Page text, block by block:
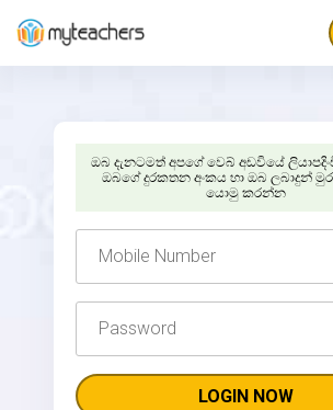
ඔබ දැනටමත් අපගේ වෙබ් අඩවියේ
ඔබගේ දුරකතන අංකය හා ඔබ ලබාදුන්
යොමු කරන්න